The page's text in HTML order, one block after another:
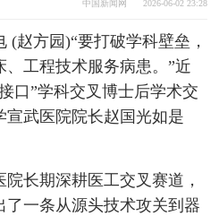
中国新闻网 2026-06-02 23:28
(赵方园)“要打破学科壁垒，
工程技术服务病患。”近
口”学科交叉博士后学术交
武医院院长赵国光如是
长期深耕医工交叉赛道，
一条从源头技术攻关到器